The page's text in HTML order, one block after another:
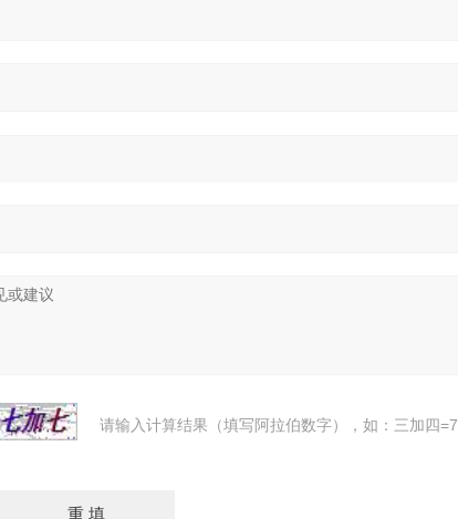
请输入计算结果（填写阿拉伯数字），如：三加四=7